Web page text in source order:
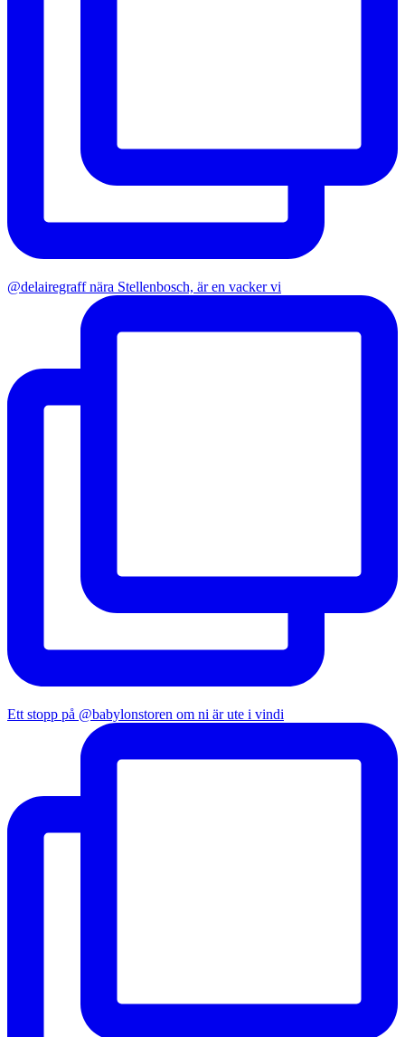
@delairegraff nära Stellenbosch, är en vacker vi
Ett stopp på @babylonstoren om ni är ute i vindi